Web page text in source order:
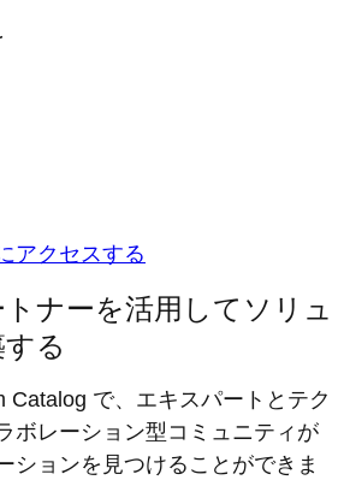
アクセスする
ナーを活用してソリュ
る
Catalog で、エキスパートとテク
ボレーション型コミ​ュニティが
ションを見つけることができま